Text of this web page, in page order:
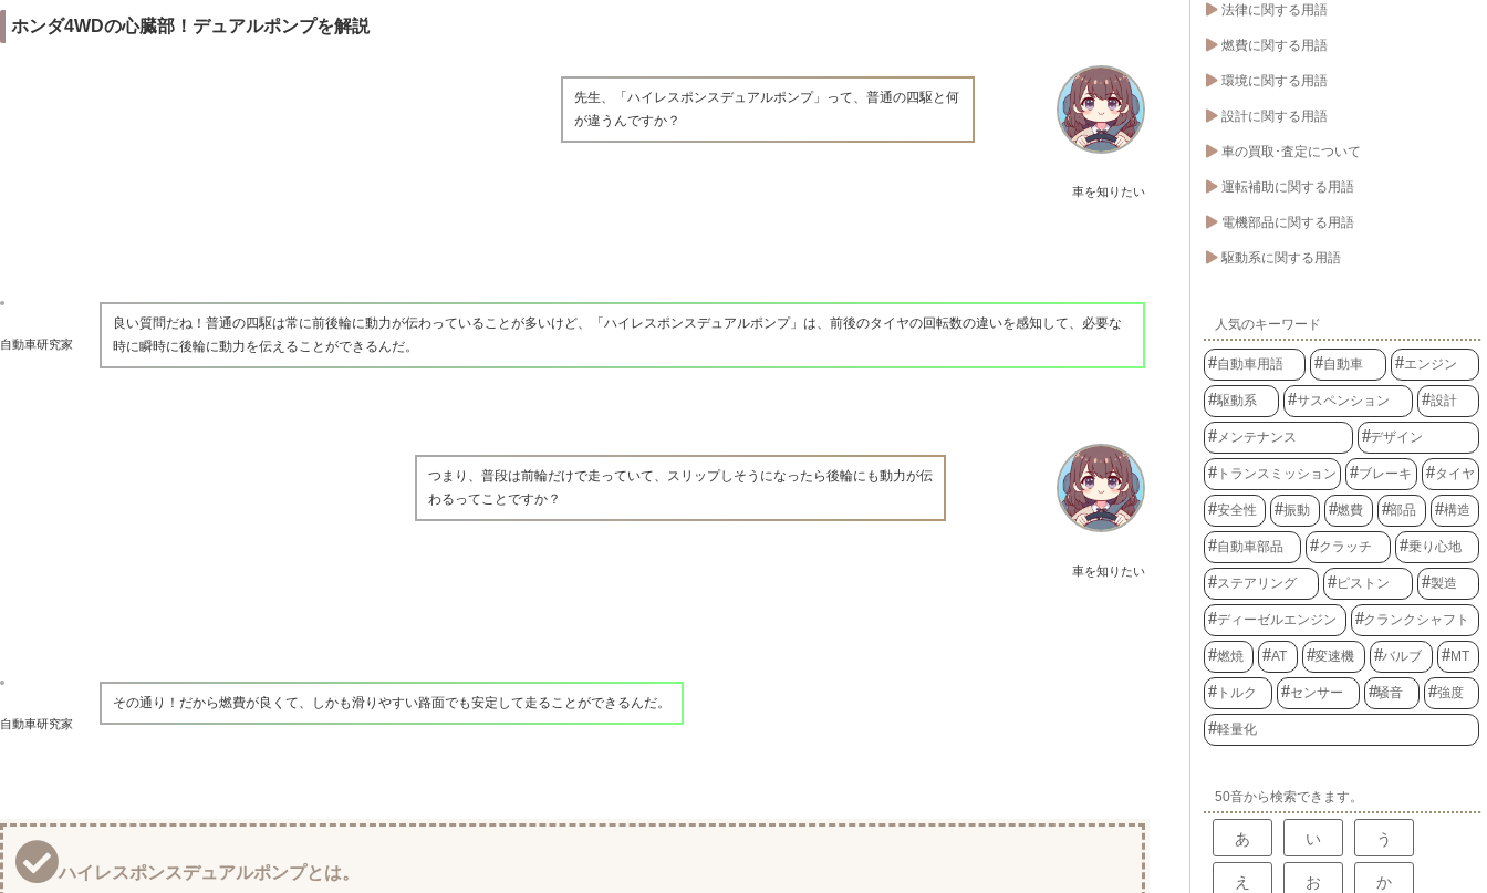
ホンダ4WDの心臓部！デュアルポンプを解説
車を知りたい
先生、「ハイレスポンスデュアルポンプ」って、普通の四駆と何
が違うんですか？
自動車研究家
良い質問だね！普通の四駆は常に前後輪に動力が伝わっていることが多いけど、「ハイレスポンスデュアルポンプ」は、前後のタイヤの回転数の違いを感知して、必要な
時に瞬時に後輪に動力を伝えることができるんだ。
車を知りたい
つまり、普段は前輪だけで走っていて、スリップしそうになったら後輪にも動力が伝
わるってことですか？
自動車研究家
その通り！だから燃費が良くて、しかも滑りやすい路面でも安定して走ることができるんだ。
ハイレスポンスデュアルポンプとは。
法律に関する用語
燃費に関する用語
環境に関する用語
設計に関する用語
車の買取･査定について
運転補助に関する用語
電機部品に関する用語
駆動系に関する用語
人気のキーワード
自動車用語 自動車 エンジン
駆動系 サスペンション 設計
メンテナンス デザイン
トランスミッション ブレーキ タイヤ
安全性 振動 燃費 部品 構造
自動車部品 クラッチ 乗り心地
ステアリング ピストン 製造
ディーゼルエンジン クランクシャフト
燃焼 AT 変速機 バルブ MT
トルク センサー 騒音 強度
軽量化
50音から検索できます。
あ い う
え お か